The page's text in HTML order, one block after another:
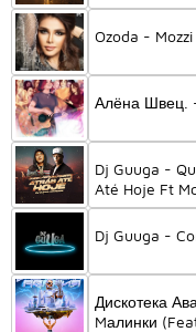
Ozoda - Mozzi
Алёна Швец.
Dj Guuga -
Até Hoje Ft
Dj Guuga -
Дискотека
Mалинки